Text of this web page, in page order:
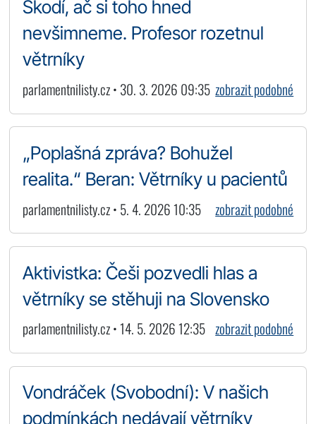
Škodí, ač si toho hned
nevšimneme. Profesor rozetnul
větrníky
parlamentnilisty.cz • 30. 3. 2026 09:35 zobrazit podobné
„Poplašná zpráva? Bohužel
realita.“ Beran: Větrníky u pacientů
parlamentnilisty.cz • 5. 4. 2026 10:35 zobrazit podobné
Aktivistka: Češi pozvedli hlas a
větrníky se stěhuji na Slovensko
parlamentnilisty.cz • 14. 5. 2026 12:35 zobrazit podobné
Vondráček (Svobodní): V našich
podmínkách nedávají větrníky